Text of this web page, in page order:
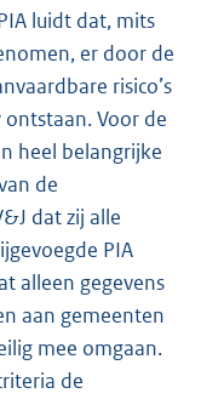
luidt dat, mits
er door de
risico’s
Voor de
heel belangrijke
de
dat zij alle
PIA
alleen gegevens
aan gemeenten
mee omgaan.
de